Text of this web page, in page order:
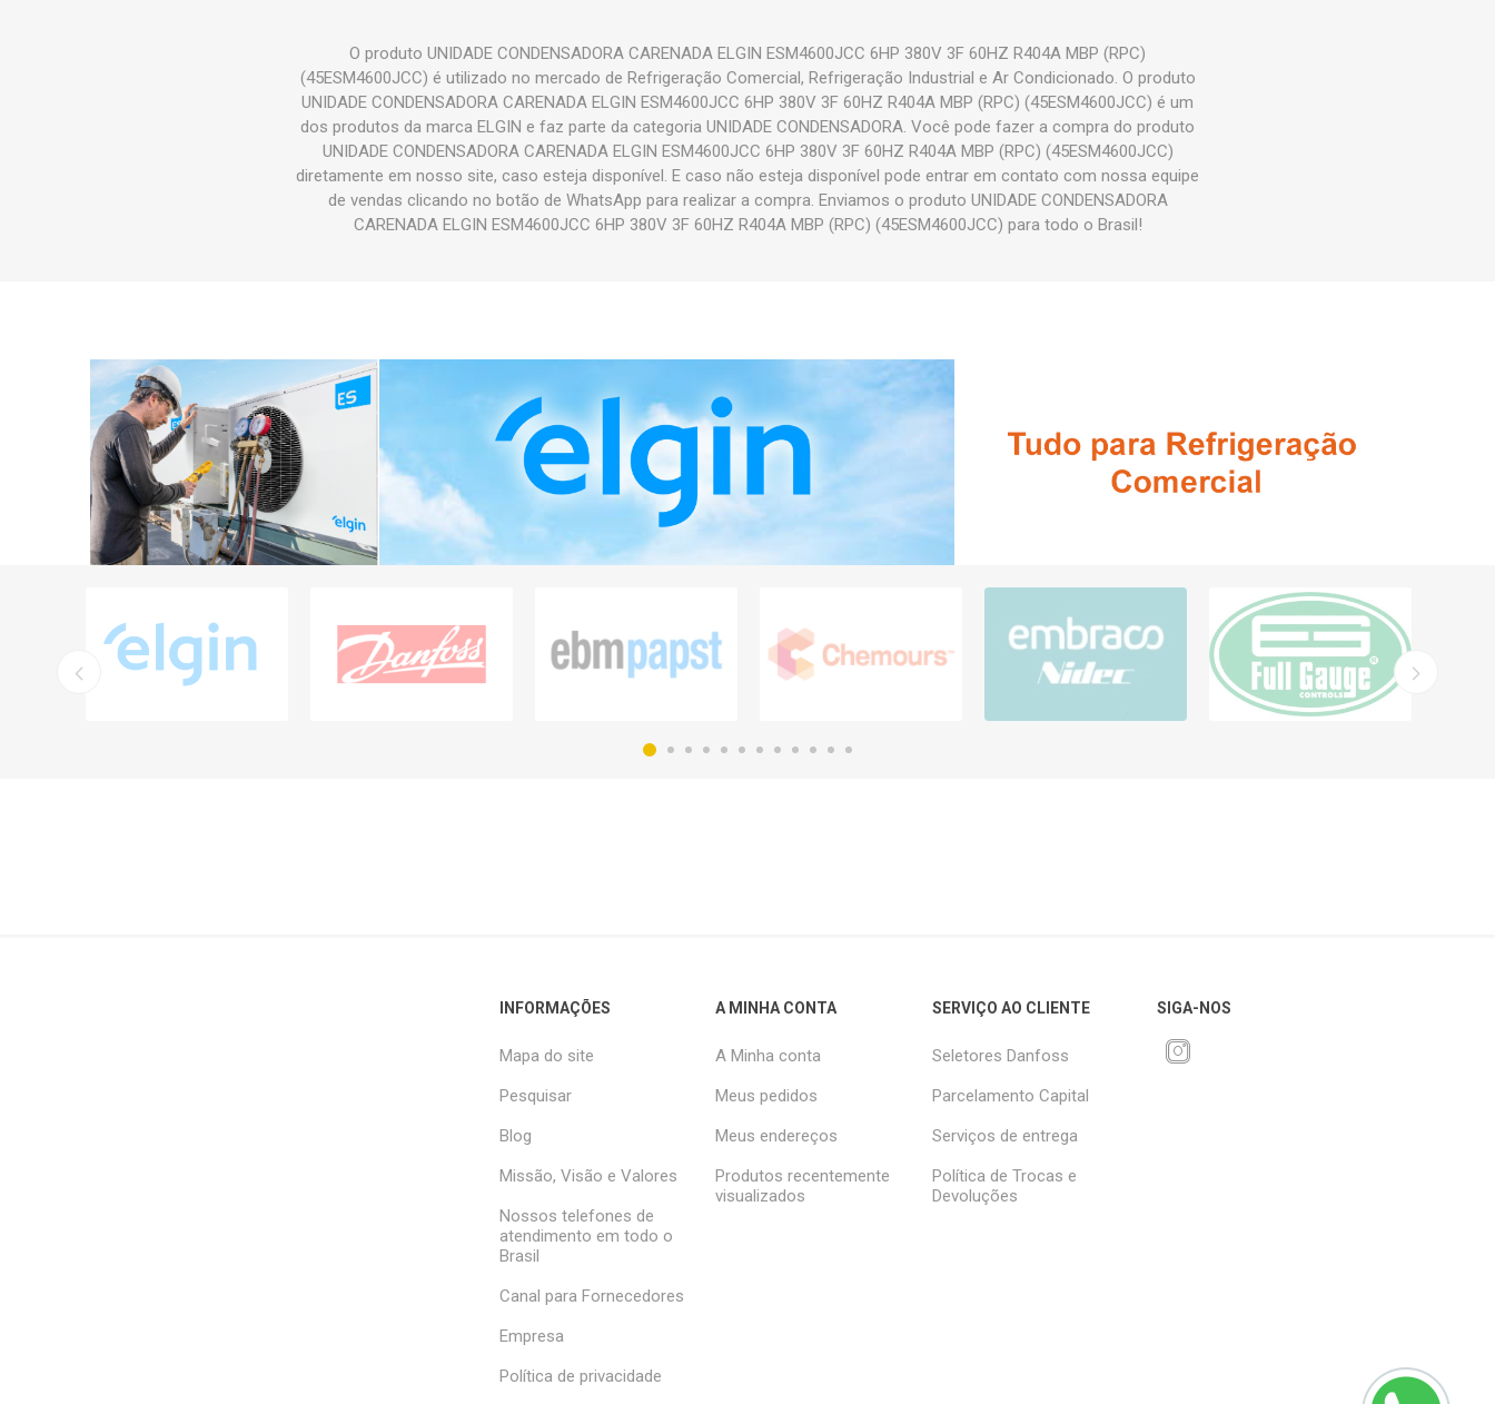
O produto UNIDADE CONDENSADORA CARENADA ELGIN ESM4600JCC 6HP 380V 3F 60HZ R404A MBP (RPC)
(45ESM4600JCC) é utilizado no mercado de Refrigeração Comercial, Refrigeração Industrial e Ar Condicionado. O produto
UNIDADE CONDENSADORA CARENADA ELGIN ESM4600JCC 6HP 380V 3F 60HZ R404A MBP (RPC) (45ESM4600JCC) é um
dos produtos da marca ELGIN e faz parte da categoria UNIDADE CONDENSADORA. Você pode fazer a compra do produto
UNIDADE CONDENSADORA CARENADA ELGIN ESM4600JCC 6HP 380V 3F 60HZ R404A MBP (RPC) (45ESM4600JCC)
diretamente em nosso site, caso esteja disponível. E caso não esteja disponível pode entrar em contato com nossa equipe
de vendas clicando no botão de WhatsApp para realizar a compra. Enviamos o produto UNIDADE CONDENSADORA
CARENADA ELGIN ESM4600JCC 6HP 380V 3F 60HZ R404A MBP (RPC) (45ESM4600JCC) para todo o Brasil!
INFORMAÇÕES
Mapa do site
Pesquisar
Blog
Missão, Visão e Valores
Nossos telefones de
atendimento em todo o
Brasil
Canal para Fornecedores
Empresa
Política de privacidade
A MINHA CONTA
A Minha conta
Meus pedidos
Meus endereços
Produtos recentemente
visualizados
SERVIÇO AO CLIENTE
Seletores Danfoss
Parcelamento Capital
Serviços de entrega
Política de Trocas e
Devoluções
SIGA-NOS